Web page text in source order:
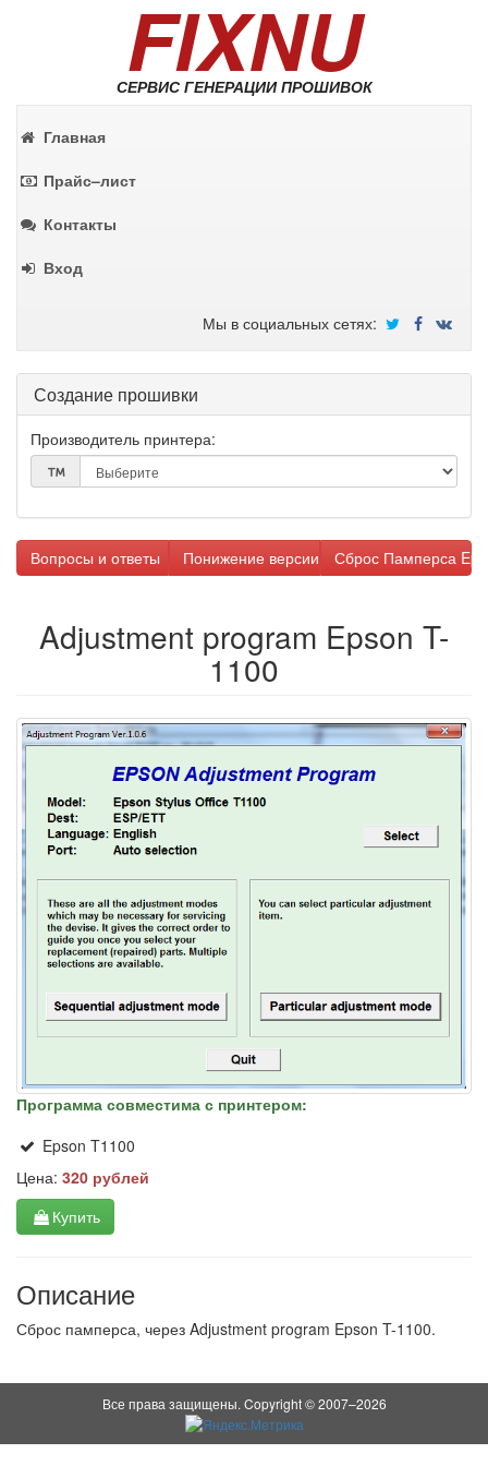
FIXNU
СЕРВИС ГЕНЕРАЦИИ ПРОШИВОК
Главная
Прайс–лист
Контакты
Вход
Мы в социальных сетях:
Создание прошивки
Производитель принтера:
Вопросы и ответы Понижение версии прошивкиСброс Памперса
Adjustment program Epson T-
1100
Программа совместима с принтером:
Epson T1100
Цена: 320 рублей
Купить
Описание
Сброс памперса, через Adjustment program Epson T-1100.
Все права защищены. Copyright © 2007–2026